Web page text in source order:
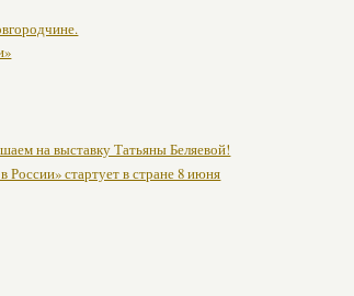
на выставку Татьяны Беляевой!
России» стартует в стране 8 июня